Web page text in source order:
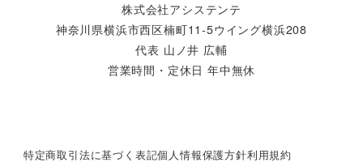
株式会社アシステンテ
神奈川県横浜市西区楠町11-5ウイング横浜208
代表 山ノ井 広輔
営業時間・定休日 年中無休
特定商取引法に基づく表記個人情報保護方針利用規約